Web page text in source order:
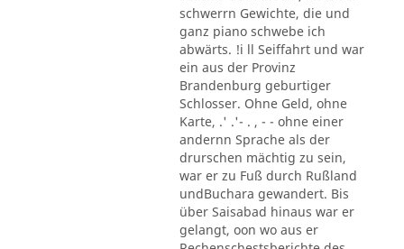
schwerrn Gewichte, die und
ganz piano schwebe ich
abwärts. !i ll Seiffahrt und war
ein aus der Provinz
Brandenburg geburtiger
Schlosser. Ohne Geld, ohne
Karte, .' .'- . , - - ohne einer
andernn Sprache als der
drurschen mächtig zu sein,
war er zu Fuß durch Rußland
undBuchara gewandert. Bis
über Saisabad hinaus war er
gelangt, oon wo aus er